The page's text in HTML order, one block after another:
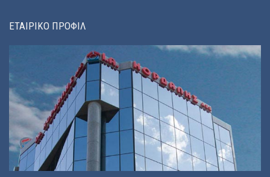
ΕΤΑΙΡΙΚΟ ΠΡΟΦΙΛ